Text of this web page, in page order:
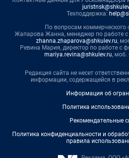
Техподдержка:
По вопросам коммерческого
Жапарова Жанна, менеджер по работе
zhanna.zhaparova@shkulev.ru,
Ревина Мария, директор по работе с
mariya.revina@shkulev.ru, моб.
Редакция сайта не несет
информации, содержащейся в
Информация об
Политика
Рекомендательные
Политика конфиденциальности и
правила